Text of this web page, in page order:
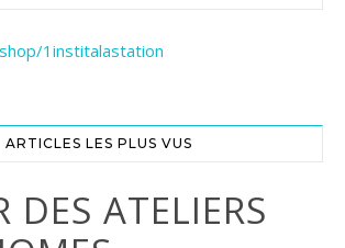
1institalastation
ARTICLES LES PLUS VUS
DES ATELIERS